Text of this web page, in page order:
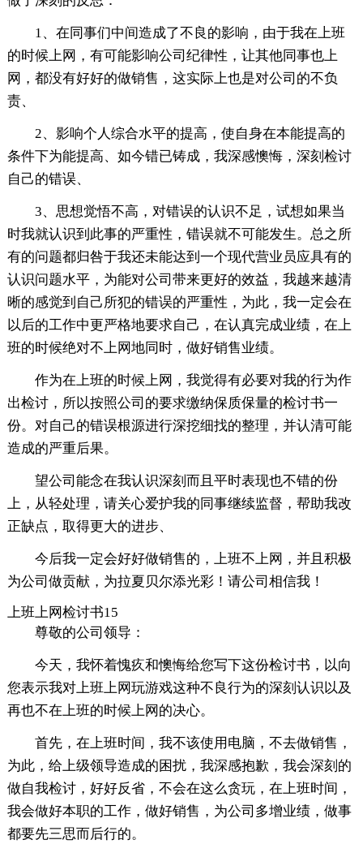
1、在同事们中间造成了不良的影响，由于我在上班
的时候上网，有可能影响公司纪律性，让其他同事也上
网，都没有好好的做销售，这实际上也是对公司的不负
责、
2、影响个人综合水平的提高，使自身在本能提高的
条件下为能提高、如今错已铸成，我深感懊悔，深刻检讨
自己的错误、
3、思想觉悟不高，对错误的认识不足，试想如果当
时我就认识到此事的严重性，错误就不可能发生。总之所
有的问题都归咎于我还未能达到一个现代营业员应具有的
认识问题水平，为能对公司带来更好的效益，我越来越清
晰的感觉到自己所犯的错误的严重性，为此，我一定会在
以后的工作中更严格地要求自己，在认真完成业绩，在上
班的时候绝对不上网地同时，做好销售业绩。
作为在上班的时候上网，我觉得有必要对我的行为作
出检讨，所以按照公司的要求缴纳保质保量的检讨书一
份。对自己的错误根源进行深挖细找的整理，并认清可能
造成的严重后果。
望公司能念在我认识深刻而且平时表现也不错的份
上，从轻处理，请关心爱护我的同事继续监督，帮助我改
正缺点，取得更大的进步、
今后我一定会好好做销售的，上班不上网，并且积极
为公司做贡献，为拉夏贝尔添光彩！请公司相信我！
上班上网检讨书15
尊敬的公司领导：
今天，我怀着愧疚和懊悔给您写下这份检讨书，以向
您表示我对上班上网玩游戏这种不良行为的深刻认识以及
再也不在上班的时候上网的决心。
首先，在上班时间，我不该使用电脑，不去做销售，
为此，给上级领导造成的困扰，我深感抱歉，我会深刻的
做自我检讨，好好反省，不会在这么贪玩，在上班时间，
我会做好本职的工作，做好销售，为公司多增业绩，做事
都要先三思而后行的。